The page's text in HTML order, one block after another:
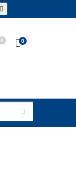
0 0